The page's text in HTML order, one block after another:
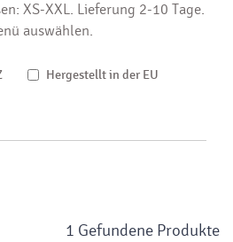
XS-XXL. Lieferung 2-10 Tage.
auswählen.
Hergestellt in der EU
1 Gefundene Produkte